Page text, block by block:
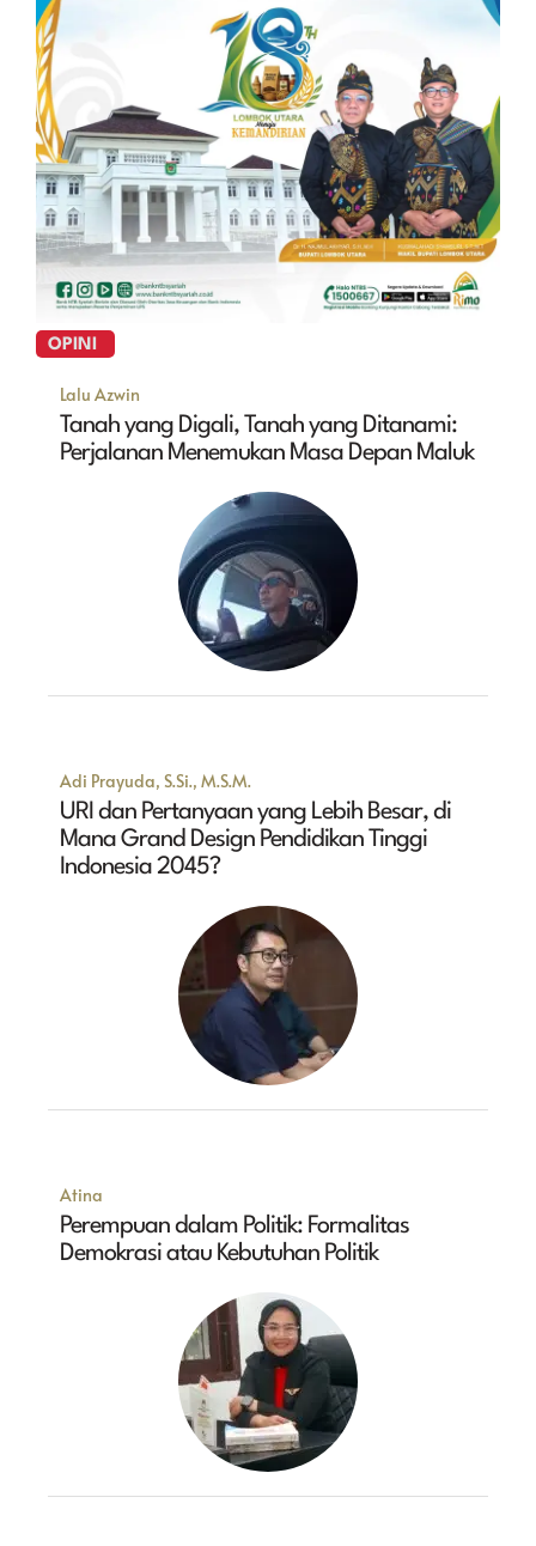
OPINI
Lalu Azwin
Tanah yang Digali, Tanah yang Ditanami:
Perjalanan Menemukan Masa Depan Maluk
Adi Prayuda, S.Si., M.S.M.
URI dan Pertanyaan yang Lebih Besar, di
Mana Grand Design Pendidikan Tinggi
Indonesia 2045?
Atina
Perempuan dalam Politik: Formalitas
Demokrasi atau Kebutuhan Politik